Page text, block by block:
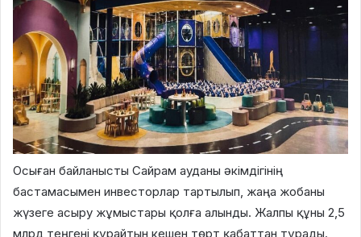
Осыған байланысты Сайрам ауданы әкімдігінің
бастамасымен инвесторлар тартылып, жаңа жобаны
жүзеге асыру жұмыстары қолға алынды. Жалпы құны 2,5
млрд теңгені құрайтын кешен төрт қабаттан тұрады.